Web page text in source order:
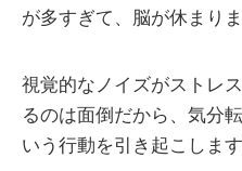
が多すぎて、脳が休まりま
視覚的なノイズがストレ
るのは面倒だから、気分
いう行動を引き起こします